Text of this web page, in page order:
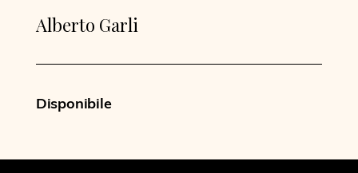
Alberto Garli
Disponibile